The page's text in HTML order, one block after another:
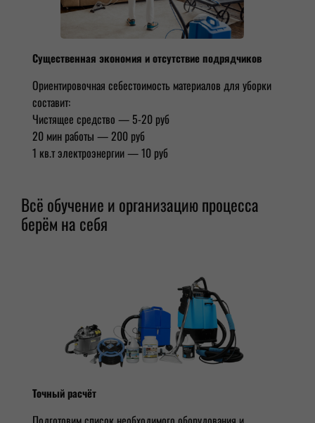
Существенная экономия и отсутствие подрядчиков
Ориентировочная себестоимость материалов для уборки
составит:
Чистящее средство — 5-20 руб
20 мин работы — 200 руб
1 кв.т электроэнергии — 10 руб
Всё обучение и организацию процесса
берём на себя
Точный расчёт